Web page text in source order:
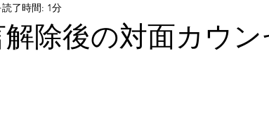
除後の対面カウン
読了時間: 1分